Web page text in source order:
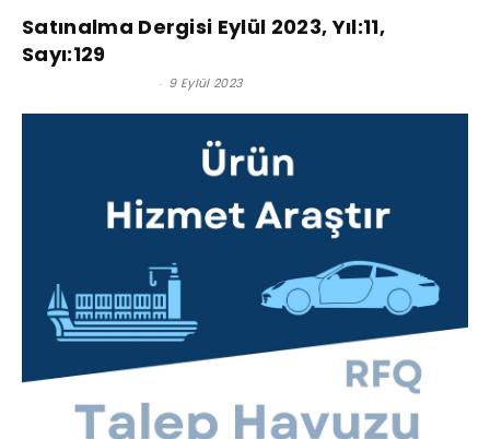
Satınalma Dergisi Eylül 2023, Yıl:11,
Sayı:129
- 9 Eylül 2023